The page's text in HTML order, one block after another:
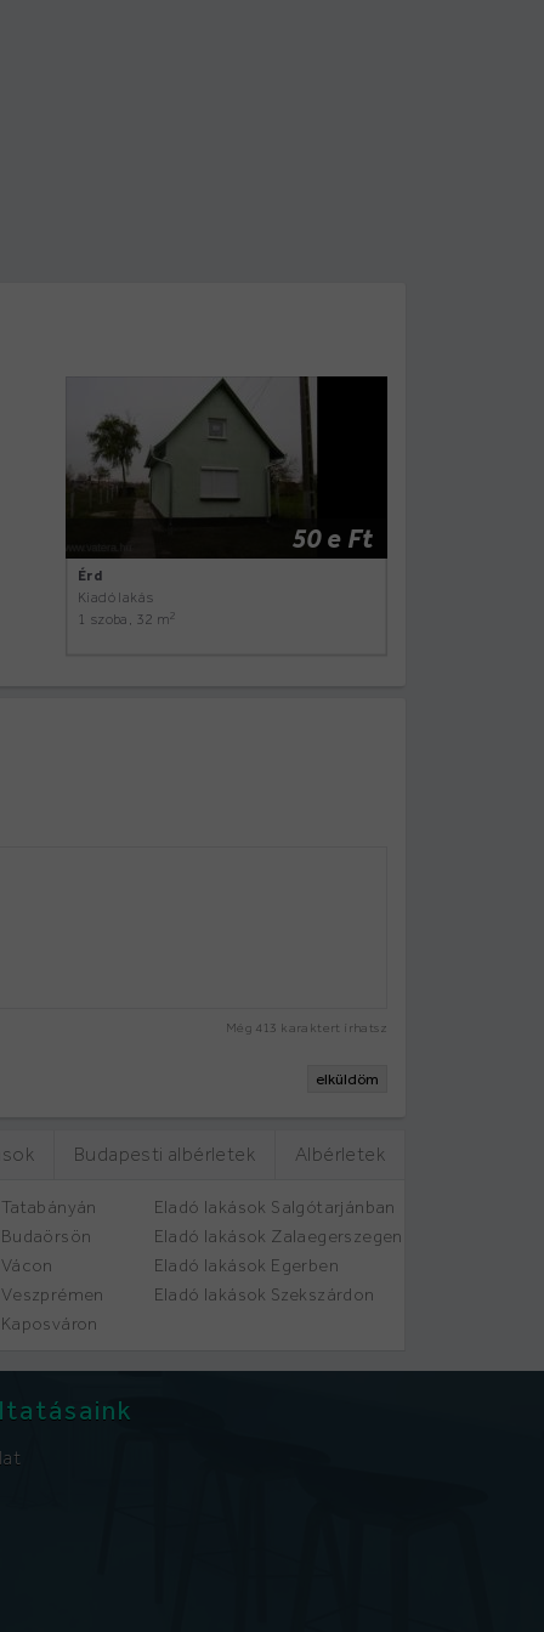
50 e Ft
Érd
Kiadó lakás
1 szoba, 32 m2
Még 413 karaktert írhatsz
elküldöm
Albérletek
Budapesti albérletek
Eladó lakások Salgótarjánban
Eladó lakások Zalaegerszegen
Eladó lakások Egerben
Eladó lakások Szekszárdon